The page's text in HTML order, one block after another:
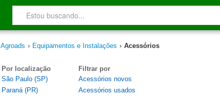
Agroads › Equipamentos e Instalações › Acessórios
Por localização
São Paulo (SP)
Paraná (PR)
Filtrar por
Acessórios novos
Acessórios usados